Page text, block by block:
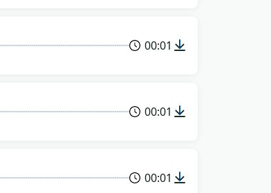
00:01
00:01
00:01